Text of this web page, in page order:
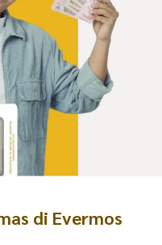
di Evermos